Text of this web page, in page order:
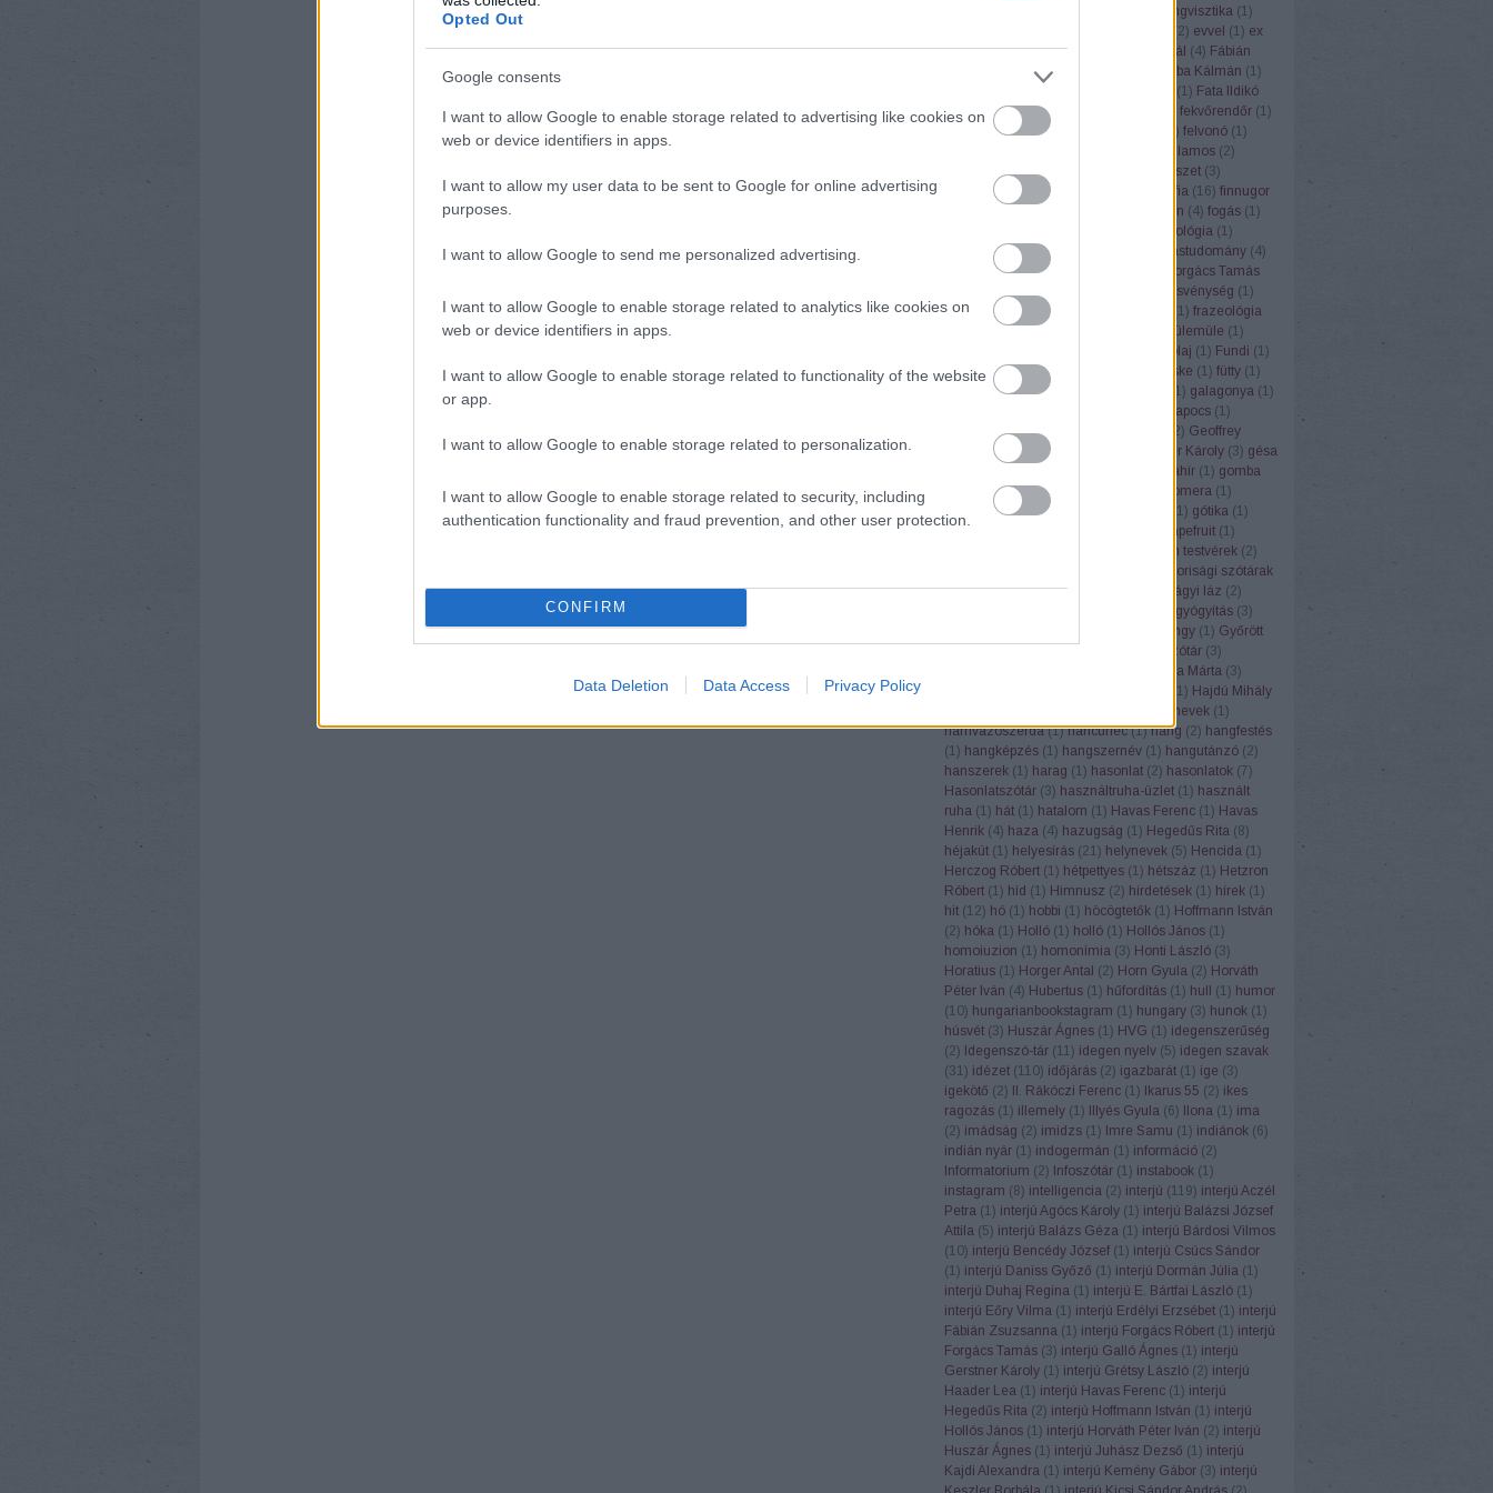
Opted Out
Google consents
I want to allow Google to enable storage related to advertising like cookies on
web or device identifiers in apps.
I want to allow my user data to be sent to Google for online advertising
purposes.
I want to allow Google to send me personalized advertising.
I want to allow Google to enable storage related to analytics like cookies on
web or device identifiers in apps.
I want to allow Google to enable storage related to functionality of the website
or app.
I want to allow Google to enable storage related to personalization.
I want to allow Google to enable storage related to security, including
authentication functionality and fraud prevention, and other user protection.
CONFIRM
Data Deletion Data Access Privacy Policy
eurolingvisztika (1)
(2) evvel (1) ex
libris (1) Ezópus (2) ezzel Fábián Pál (4) Fábián
fagyi Faluba Kálmán (1)
(1) Fata Ildikó
(2 ) fazék (1) fehér gólya fekvőrendőr (1)
(2) felelősség ) felvonó (1)
fényvillamos (2)
Ferenc pápa (1) festészet (3)
fideszburger
fíling filozófia (16) finnugor
főbűn (4) fogás (1)
fonológia (1)
fonoszemantika
(1 fordítástudomány (4)
Fordítókalauz (1)
Forgács Tamás
fösvénység (1)
frájer
) franc (1) frazeológia
fülemüle (1)
fülolaj (1) Fundi (1)
funkcionalizmus ( füsti fecske (1) fütty (1)
füttybeszéd (1) füttynelv 1) galagonya (1)
gemkapocs (1)
genderelmélet (1 2) Geoffrey
Chaucer
germanizmus Gerstner Károly (3) gésa
gólyahír (1) gomba
gombanevek ( Gomera (1)
Google
(1) górugrány 1) gótika (1)
grapefruit (1)
Grimm testvérek (2)
gyakorisági szótárak
(1) gyász (6) gyereknyelv gyermekágyi láz (2)
gyógyítás (3)
gyöngy (1) Győrött
gyümölcsnévszótár (3)
H. Varga Márta (3)
1) Hajdú Mihály
halnevek (1)
hamvazószerda (1) hancúrléc (1) hang (2) hangfestés
(1) hangképzés (1) hangszernév (1) hangutánzó (2)
hanszerek (1) harag (1) hasonlat (2) hasonlatok (7)
Hasonlatszótár (3) használtruha-üzlet (1) használt
ruha (1) hát (1) hatalom (1) Havas Ferenc (1) Havas
Henrik (4) haza (4) hazugság (1) Hegedűs Rita (8)
héjakút (1) helyesírás (21) helynevek (5) Hencida (1)
Herczog Róbert (1) hétpettyes (1) hétszáz (1) Hetzron
Róbert (1) híd (1) Himnusz (2) hirdetések (1) hírek (1)
hit (12) hó (1) hobbi (1) höcögtetők (1) Hoffmann István
(2) hóka (1) Holló (1) holló (1) Hollós János (1)
homoiuzion (1) homonímia (3) Honti László (3)
Horatius (1) Horger Antal (2) Horn Gyula (2) Horváth
Péter Iván (4) Hubertus (1) hűfordítás (1) hull (1) humor
(10) hungarianbookstagram (1) hungary (3) hunok (1)
húsvét (3) Huszár Ágnes (1) HVG (1) idegenszerűség
(2) Idegenszó-tár (11) idegen nyelv (5) idegen szavak
(31) idézet (110) időjárás (2) igazbarát (1) ige (3)
igekötő (2) II. Rákóczi Ferenc (1) Ikarus 55 (2) ikes
ragozás (1) illemely (1) Illyés Gyula (6) Ilona (1) ima
(2) imádság (2) imidzs (1) Imre Samu (1) indiánok (6)
indián nyár (1) indogermán (1) információ (2)
Informatorium (2) Infoszótár (1) instabook (1)
instagram (8) intelligencia (2) interjú (119) interjú Aczél
Petra (1) interjú Agócs Károly (1) interjú Balázsi József
Attila (5) interjú Balázs Géza (1) interjú Bárdosi Vilmos
(10) interjú Bencédy József (1) interjú Csúcs Sándor
(1) interjú Daniss Győző (1) interjú Dormán Júlia (1)
interjú Duhaj Regina (1) interjú E. Bártfai László (1)
interjú Eőry Vilma (1) interjú Erdélyi Erzsébet (1) interjú
Fábián Zsuzsanna (1) interjú Forgács Róbert (1) interjú
Forgács Tamás (3) interjú Galló Ágnes (1) interjú
Gerstner Károly (1) interjú Grétsy László (2) interjú
Haader Lea (1) interjú Havas Ferenc (1) interjú
Hegedűs Rita (2) interjú Hoffmann István (1) interjú
Hollós János (1) interjú Horváth Péter Iván (2) interjú
Huszár Ágnes (1) interjú Juhász Dezső (1) interjú
Kajdi Alexandra (1) interjú Kemény Gábor (3) interjú